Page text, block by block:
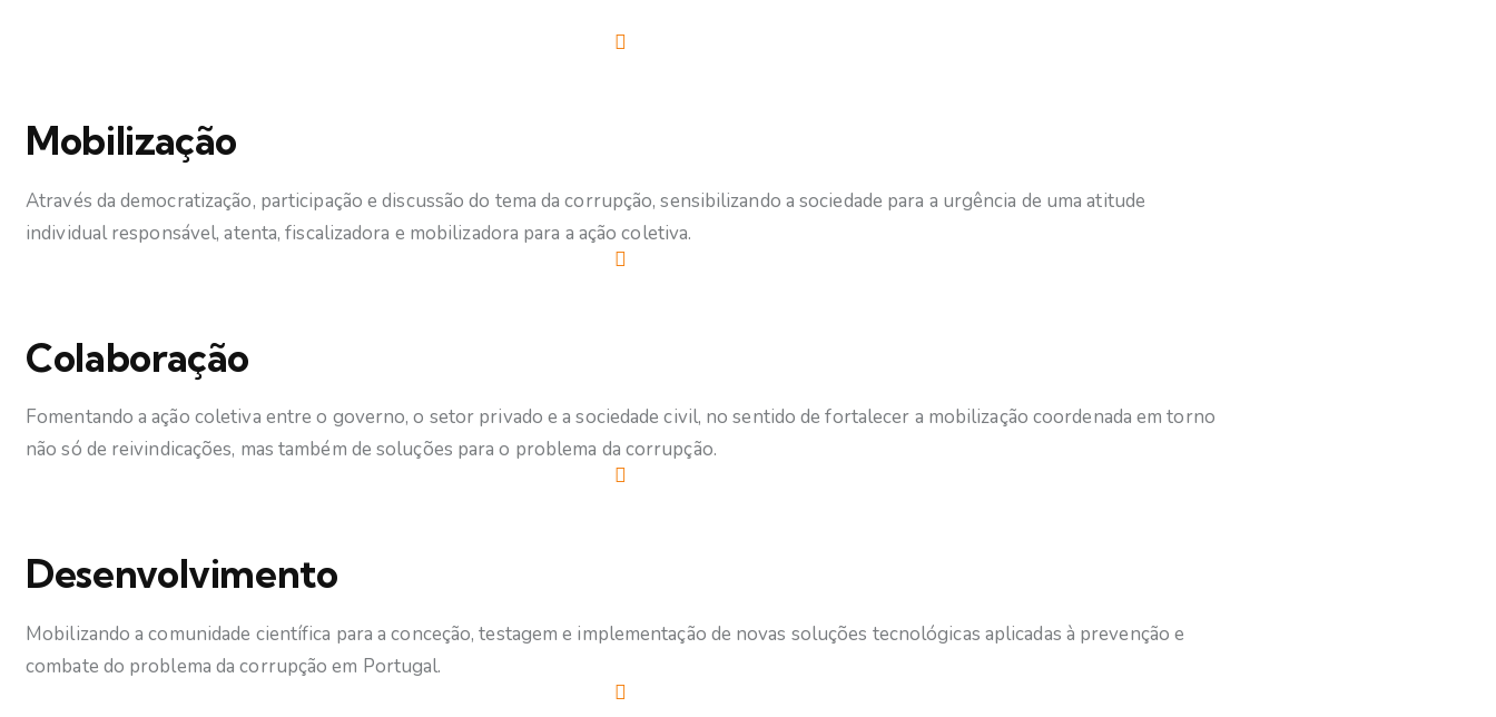
Mobilização
Através da democratização, participação e discussão do tema da corrupção, sensibilizando a sociedade para a urgência de uma atitude
individual responsável, atenta, fiscalizadora e mobilizadora para a ação coletiva.
Colaboração
Fomentando a ação coletiva entre o governo, o setor privado e a sociedade civil, no sentido de fortalecer a mobilização coordenada em torno
não só de reivindicações, mas também de soluções para o problema da corrupção.
Desenvolvimento
Mobilizando a comunidade científica para a conceção, testagem e implementação de novas soluções tecnológicas aplicadas à prevenção e
combate do problema da corrupção em Portugal.